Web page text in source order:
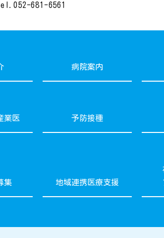
052-681-6561
病院案内
業医 予防接種
集 地域連携医療支援